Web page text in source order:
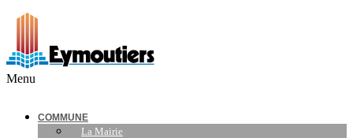
Menu
COMMUNE
La Mairie